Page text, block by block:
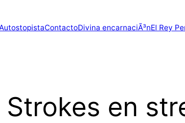
ContactoDivina encarnaciÃ³nEl Rey
en